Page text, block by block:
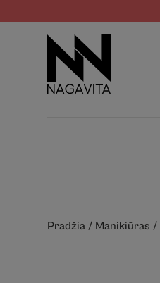
Pradžia / Manikiūras /